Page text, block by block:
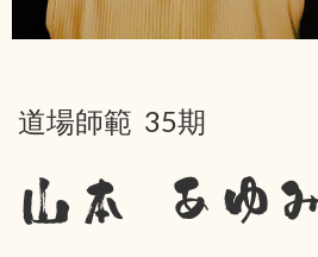
道場師範 35期
山本 あゆ